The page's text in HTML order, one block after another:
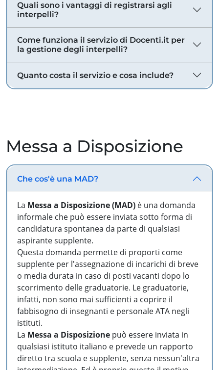
Quali sono i vantaggi di registrarsi agli
interpelli?
Come funziona il servizio di Docenti.it per
la gestione degli interpelli?
Quanto costa il servizio e cosa include?
Messa a Disposizione
Che cos'è una MAD?
La Messa a Disposizione (MAD) è una domanda
informale che può essere inviata sotto forma di
candidatura spontanea da parte di qualsiasi
aspirante supplente.
Questa domanda permette di proporti come
supplente per l'assegnazione di incarichi di breve
o media durata in caso di posti vacanti dopo lo
scorrimento delle graduatorie. Le graduatorie,
infatti, non sono mai sufficienti a coprire il
fabbisogno di insegnanti e personale ATA negli
istituti.
La Messa a Disposizione può essere inviata in
qualsiasi istituto italiano e prevede un rapporto
diretto tra scuola e supplente, senza nessun'altra